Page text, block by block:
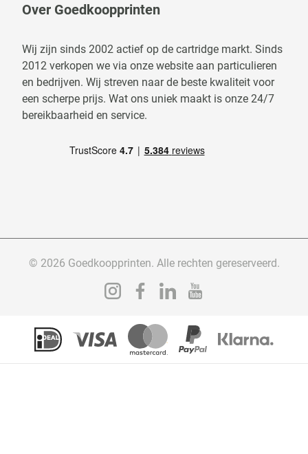
Over Goedkoopprinten
Wij zijn sinds 2002 actief op de cartridge markt. Sinds
2012 verkopen we via onze website aan particulieren
en bedrijven. Wij streven naar de beste kwaliteit voor
een scherpe prijs. Wat ons uniek maakt is onze 24/7
bereikbaarheid en service.
© 2026 Goedkoopprinten. Alle rechten gereserveerd.